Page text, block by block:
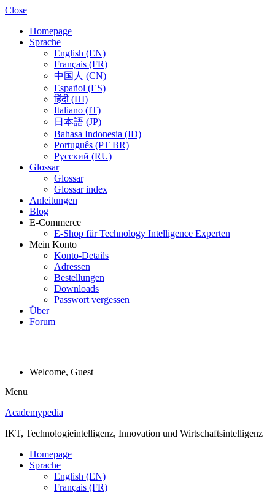
Close
Homepage
Sprache
English (EN)
Français (FR)
中国人 (CN)
Español (ES)
हिंदी (HI)
Italiano (IT)
日本語 (JP)
Bahasa Indonesia (ID)
Português (PT BR)
Pусский (RU)
Glossar
Glossar
Glossar index
Anleitungen
Blog
E-Commerce
E-Shop für Technology Intelligence Experten
Mein Konto
Konto-Details
Adressen
Bestellungen
Downloads
Passwort vergessen
Über
Forum
Welcome, Guest
Menu
Academypedia
IKT, Technologieintelligenz, Innovation und Wirtschaftsintelligenz
Homepage
Sprache
English (EN)
Français (FR)